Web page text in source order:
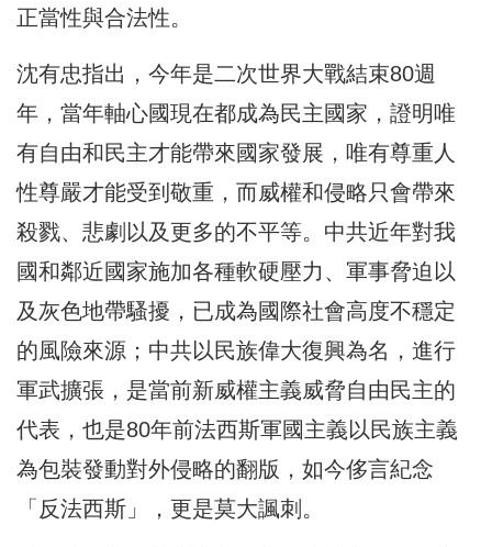
正當性與合法性。
沈有忠指出，今年是二次世界大戰結束80週
年，當年軸心國現在都成為民主國家，證明唯
有自由和民主才能帶來國家發展，唯有尊重人
性尊嚴才能受到敬重，而威權和侵略只會帶來
殺戮、悲劇以及更多的不平等。中共近年對我
國和鄰近國家施加各種軟硬壓力、軍事脅迫以
及灰色地帶騷擾，已成為國際社會高度不穩定
的風險來源；中共以民族偉大復興為名，進行
軍武擴張，是當前新威權主義威脅自由民主的
代表，也是80年前法西斯軍國主義以民族主義
為包裝發動對外侵略的翻版，如今侈言紀念
「反法西斯」，更是莫大諷刺。